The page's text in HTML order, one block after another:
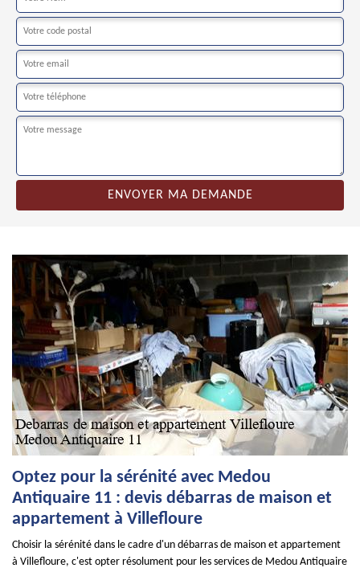
Optez pour la sérénité avec Medou
Antiquaire 11 : devis débarras de maison et
appartement à Villefloure
Choisir la sérénité dans le cadre d'un débarras de maison et appartement
à Villefloure, c'est opter résolument pour les services de Medou Antiquaire